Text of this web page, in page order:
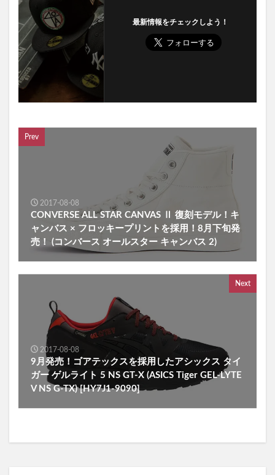
最新情報をチェックしよう！
Prev
2017-08-08
CONVERSE ALL STAR CANVAS Ⅱ 復刻モデル！キ
ャンバス × フロッキープリントを採用！8月下旬発
売！ (コンバース オールスター キャンバス 2)
Next
2017-08-08
9月発売！ゴアテックスを採用したアシックス タイ
ガー ゲルライト 5 NS GT-X (ASICS Tiger GEL-LYTE
V NS G-TX) [HY7J1-9090]